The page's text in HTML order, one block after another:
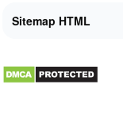
Sitemap HTML